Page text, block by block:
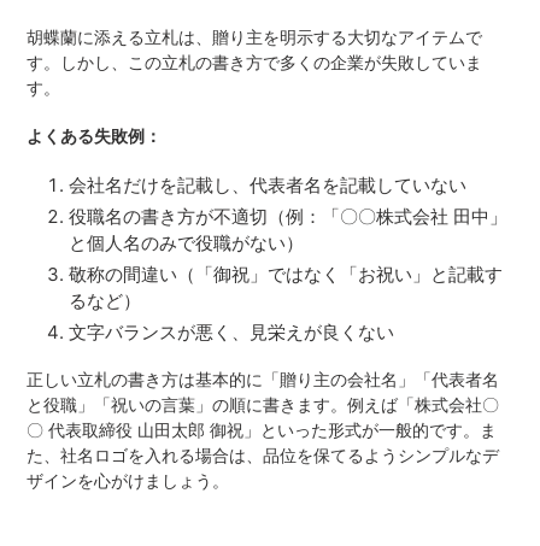
胡蝶蘭に添える立札は、贈り主を明示する大切なアイテムで
す。しかし、この立札の書き方で多くの企業が失敗していま
す。
よくある失敗例：
会社名だけを記載し、代表者名を記載していない
役職名の書き方が不適切（例：「〇〇株式会社 田中」
と個人名のみで役職がない）
敬称の間違い（「御祝」ではなく「お祝い」と記載す
るなど）
文字バランスが悪く、見栄えが良くない
正しい立札の書き方は基本的に「贈り主の会社名」「代表者名
と役職」「祝いの言葉」の順に書きます。例えば「株式会社〇
〇 代表取締役 山田太郎 御祝」といった形式が一般的です。ま
た、社名ロゴを入れる場合は、品位を保てるようシンプルなデ
ザインを心がけましょう。